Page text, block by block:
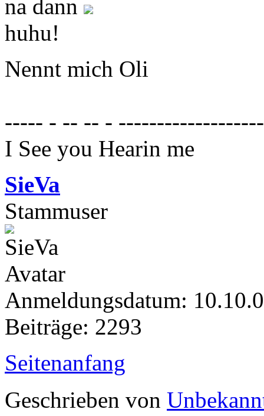
na dann
huhu!
Nennt mich Oli
----- - -- -- -
I See you Hearin me
SieVa
Stammuser
Anmeldungsdatum:
Beiträge: 2293
Seitenanfang
Geschrieben von